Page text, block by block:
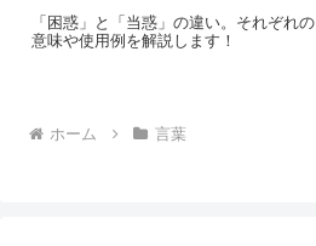
「困惑」と「当惑」の違い。それぞれの
意味や使用例を解説します！
ホーム 言葉